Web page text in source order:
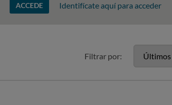
ACCEDE Identifícate aquí para acceder
Filtrar por: